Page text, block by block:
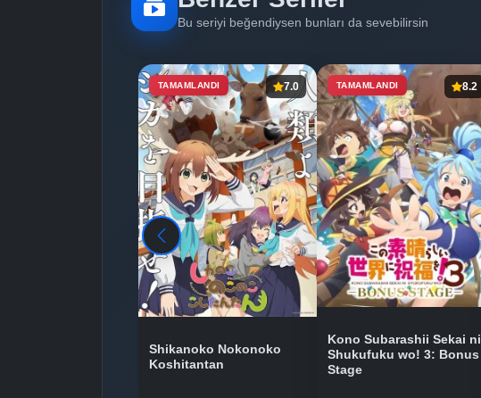
Bu seriyi beğendiysen bunları da sevebilirsin
TAMAMLANDI 7.0
Shikanoko Nokonoko
Koshitantan
TAMAMLANDI 8.2
Kono Subarashii Sekai ni
Shukufuku wo! 3: Bonus
Stage